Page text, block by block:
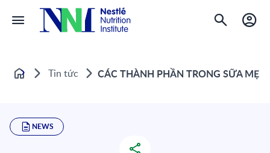
Home Tin tức CÁC THÀNH PHẦN TRONG SỮA MẸ
NEWS